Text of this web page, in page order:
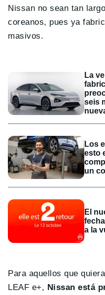
Nissan no sean tan
coreanos, pues ya
masivos.
La
seis
Los
esto
un
El
a la
Para aquellos que
LEAF e+, Nissan está